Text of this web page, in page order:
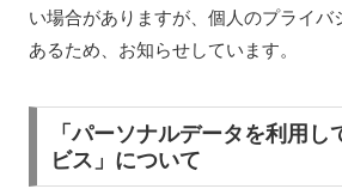
い場合がありますが、個人のプライバ
あるため、お知らせしています。
「パーソナルデータを利用し
ビス」について